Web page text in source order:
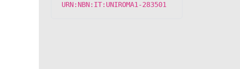
URN:NBN:IT:UNIROMA1-283501